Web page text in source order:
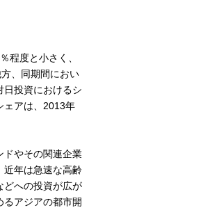
程度と小さく、
、同期間におい
日投資におけるシ
ェアは、2013年
ドやその関連企業
近年は急速な高齢
どへの投資が広が
るアジアの都市開